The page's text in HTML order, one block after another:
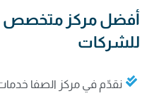
أفضل مركز متخصص
للشركات
نقدّم في مركز الصفا